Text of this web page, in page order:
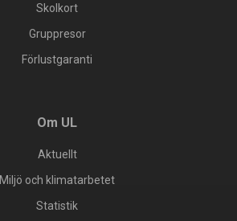
Skolkort
Gruppresor
Förlustgaranti
Om UL
Aktuellt
Miljö och klimatarbetet
Statistik